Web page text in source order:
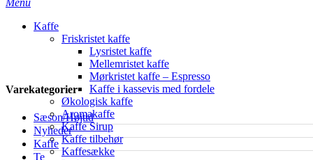
Menu
Kaffe
Friskristet kaffe
Lysristet kaffe
Mellemristet kaffe
Mørkristet kaffe – Espresso
Kaffe i kassevis med fordele
Økologisk kaffe
Aromakaffe
Kaffe Sirup
Kaffe tilbehør
Kaffesække
Varekategorier
Sæson/Højtid
Nyheder
Kaffe
Te